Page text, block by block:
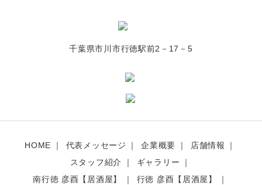
千葉県市川市行徳駅前2－17－5
HOME 代表メッセージ 企業概要
店舗情報
スタッフ紹介
ギャラリー
南行徳 彦酉【居酒屋】
行徳 彦酉【居酒屋】